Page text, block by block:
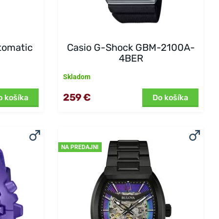
košíka
Casio G-Shock GBM-2100A-
4BER
Skladom
259 € Do košíka
NA PREDAJNI